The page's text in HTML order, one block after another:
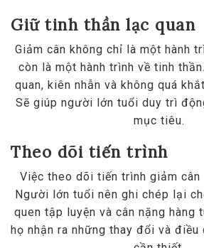
Giữ tinh thần lạc quan
Giảm cân không chỉ là một hành
còn là một hành trình về tinh
quan, kiên nhẫn và không quá
Sẽ giúp người lớn tuổi duy trì
mục tiêu.
Theo dõi tiến trình
Việc theo dõi tiến trình giảm cân
Người lớn tuổi nên ghi chép lại
quen tập luyện và cân nặng hàng
họ nhận ra những thay đổi và điều